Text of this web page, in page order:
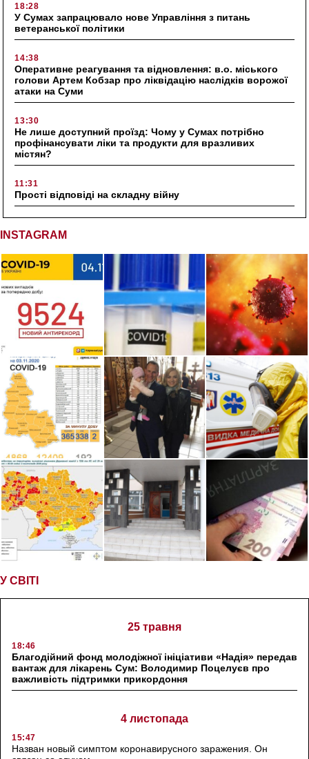
18:28
У Сумах запрацювало нове Управління з питань
ветеранської політики
14:38
Оперативне реагування та відновлення: в.о. міського
голови Артем Кобзар про ліквідацію наслідків ворожої
атаки на Суми
13:30
Не лише доступний проїзд: Чому у Сумах потрібно
профінансувати ліки та продукти для вразливих
містян?
11:31
Прості відповіді на складну війну
INSTAGRAM
У СВІТІ
25 травня
18:46
Благодійний фонд молодіжної ініціативи «Надія» передав
вантаж для лікарень Сум: Володимир Поцелуєв про
важливість підтримки прикордоння
4 листопада
15:47
Назван новый симптом коронавирусного заражения. Он